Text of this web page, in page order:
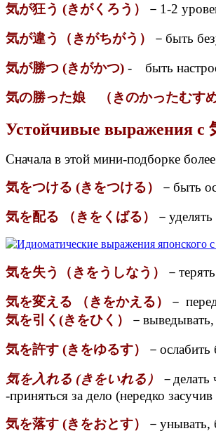
気が狂う (きがくろう）
－1-2
気が違う（きがちがう）
－быть
気が勝つ (きがかつ) - быть
気の勝った娘 （きのかったむすめ
Устойчивые выражения с
Сначала в этой мини-подборке
気をつける (きをつける）
－быть
気を配る （きをくばる）
－
気を失う（きをうしなう）
－
気を変える （きをかえる）
－
気を引く(きをひく）
－
気を許す (きをゆるす）
－ослабить
気を入れる (きをいれる）
－
-приняться за дело (нередко засучив
気を落す (きをおとす）
－